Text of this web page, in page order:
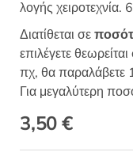
λογής χειροτεχνία.
Διατίθεται σε
επιλέγετε
πχ, θα παραλάβετε
Για μεγαλύτερη
3,50€